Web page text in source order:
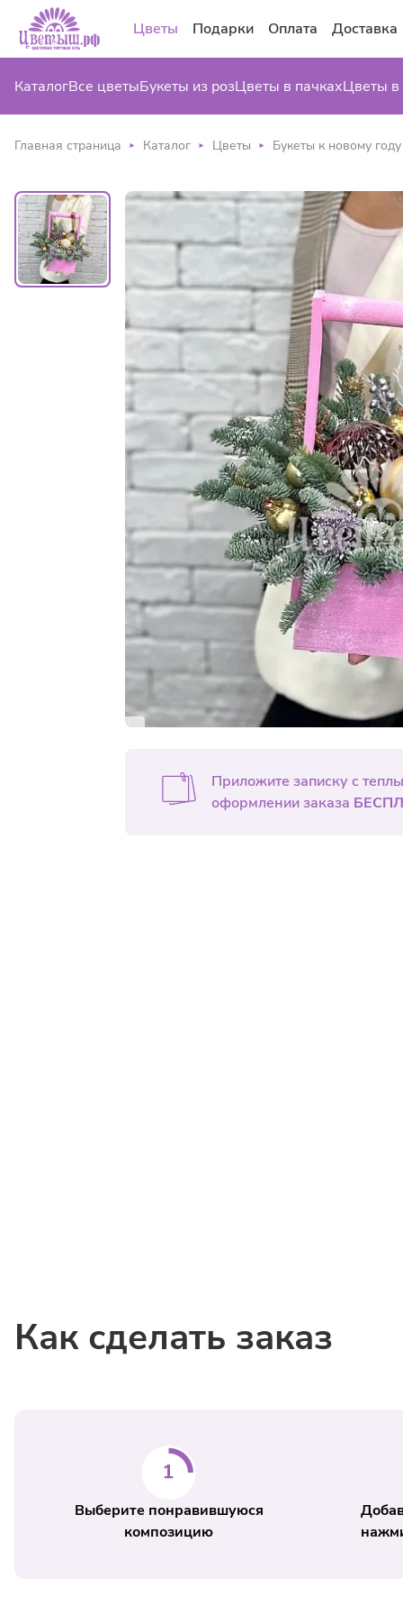
Цветы Подарки Оплата Доставка
КаталогВсе цветыБукеты из розЦветы в пачкахЦветы в
Главная страница Каталог Цветы Букеты к новому году
Приложите записку с
оформлении заказа
Как сделать заказ
Выберите понравившуюся
композицию